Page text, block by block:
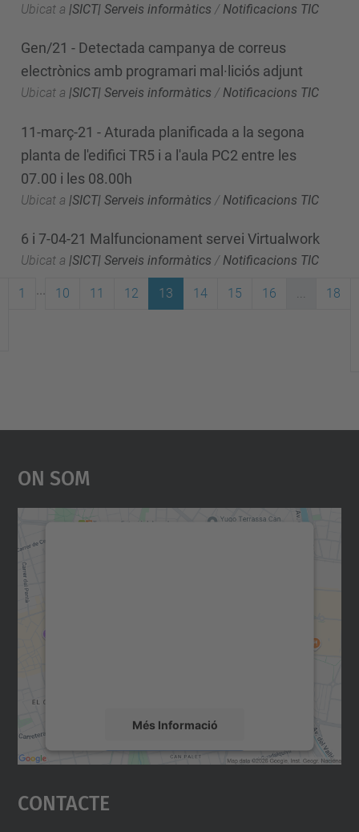
Ubicat a |SICT| Serveis informàtics / Notificacions TIC
Gen/21 - Detectada campanya de correus
electrònics amb programari mal·liciós adjunt
Ubicat a |SICT| Serveis informàtics /Notificacions TIC
11-març-21 - Aturada planificada a la segona
planta de l'edifici TR5 i a l'aula PC2 entre les
07.00 i les 08.00h
Ubicat a |SICT| Serveis informàtics / Notificacions TIC
6 i 7-04-21 Malfuncionament servei Virtualwork
Ubicat a |SICT| Serveis informàtics /Notificacions TIC
1 10 11 12 13 14 15 16 ... 18
On Som
Més Informació
Accepta
powered by
Contacte